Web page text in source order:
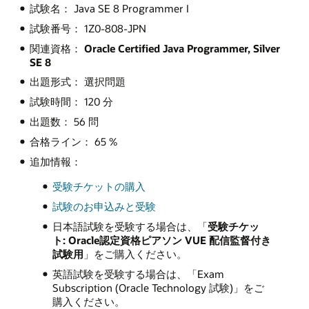
試験名： Java SE 8 Programmer I
試験番号： 1Z0-808-JPN
関連資格： Oracle Certified Java Programmer, Silver
SE 8
出題形式： 選択問題
試験時間： 120 分
出題数： 56 問
合格ライン： 65 %
追加情報：
受験チケットの購入
試験のお申込みと受験
日本語試験を受験する場合は、「受験チケッ
ト: Oracle認定資格ピアソン VUE 配信監督付き
試験用 」をご購入ください。
英語試験を受験する場合は、「Exam
Subscription (Oracle Technology 試験)」をご
購入ください。